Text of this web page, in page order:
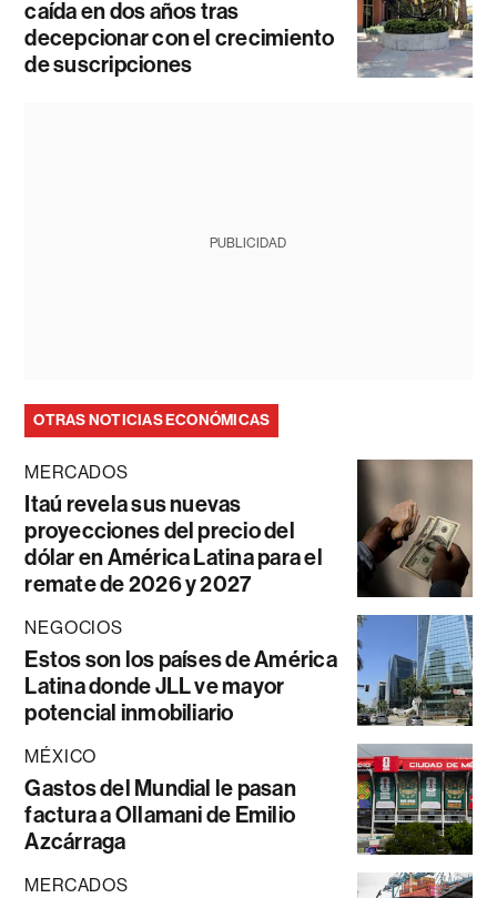
caída en dos años tras
decepcionar con el crecimiento
de suscripciones
PUBLICIDAD
OTRAS NOTICIAS ECONÓMICAS
MERCADOS
Itaú revela sus nuevas
proyecciones del precio del
dólar en América Latina para el
remate de 2026 y 2027
NEGOCIOS
Estos son los países de América
Latina donde JLL ve mayor
potencial inmobiliario
MÉXICO
Gastos del Mundial le pasan
factura a Ollamani de Emilio
Azcárraga
MERCADOS